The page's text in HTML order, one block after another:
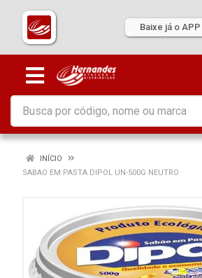
Baixe já o
INÍCIO
SABAO EM PASTA DIPOL UN-500G NEUTRO